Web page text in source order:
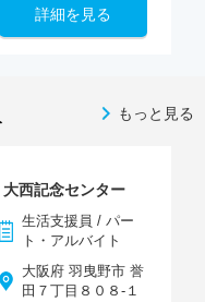
詳細を見る
もっと見る
大西記念センター
生活支援員 / パー
ト・アルバイト
大阪府 羽曳野市 誉
田７丁目８０８-１